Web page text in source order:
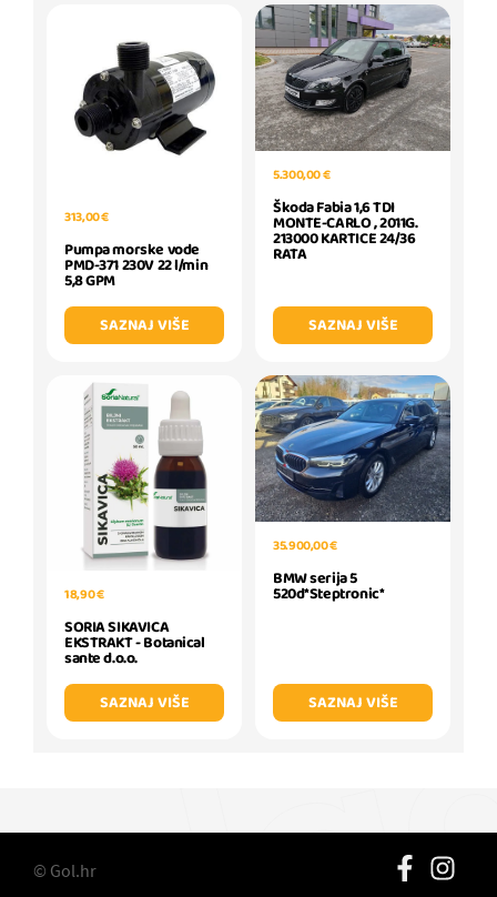
313,00 €
Pumpa morske vode
PMD-371 230V 22 l/min
5,8 GPM
SAZNAJ VIŠE
5.300,00 €
Škoda Fabia 1,6 TDI
MONTE-CARLO , 2011G.
213000 KARTICE 24/36
RATA
SAZNAJ VIŠE
18,90 €
SORIA SIKAVICA
EKSTRAKT - Botanical
sante d.o.o.
SAZNAJ VIŠE
35.900,00 €
BMW serija 5
520d*Steptronic*
SAZNAJ VIŠE
© Gol.hr